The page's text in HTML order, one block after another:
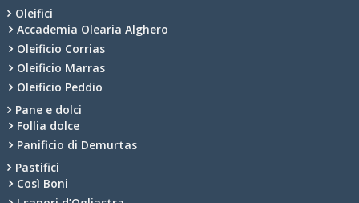
Oleifici
Accademia Olearia Alghero
Oleificio Corrias
Oleificio Marras
Oleificio Peddio
Pane e dolci
Follia dolce
Panificio di Demurtas
Pastifici
Così Boni